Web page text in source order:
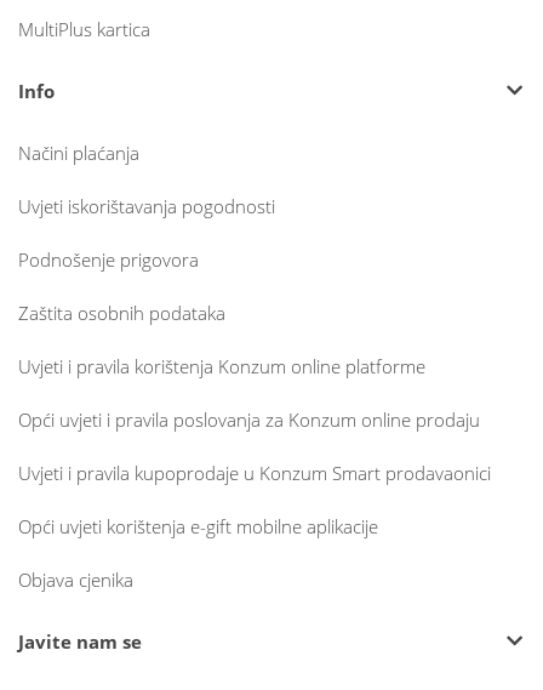
MultiPlus kartica
Info
Načini plaćanja
Uvjeti iskorištavanja pogodnosti
Podnošenje prigovora
Zaštita osobnih podataka
Uvjeti i pravila korištenja Konzum online platforme
Opći uvjeti i pravila poslovanja za Konzum online prodaju
Uvjeti i pravila kupoprodaje u Konzum Smart prodavaonici
Opći uvjeti korištenja e-gift mobilne aplikacije
Objava cjenika
Javite nam se